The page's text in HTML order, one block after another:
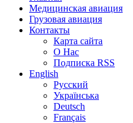
Медицинская авиация
Грузовая авиация
Контакты
Карта сайта
О Нас
Подписка RSS
English
Русский
Українська
Deutsch
Français